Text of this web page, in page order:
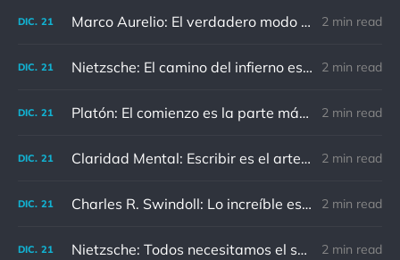
DIC. 21 Marco Aurelio: El verdadero modo de vengarse de un enemigo es no parecérsele. 2 min read
DIC. 21 Nietzsche: El camino del infierno está asfaltado de buenas intenciones. 2 min read
DIC. 21 Platón: El comienzo es la parte más importante del trabajo 2 min read
DIC. 21 Claridad Mental: Escribir es el arte de calmar y despejar la mente. 2 min read
DIC. 21 Charles R. Swindoll: Lo increíble es que cada día podemos elegir la actitud que adoptaremos. 2 min read
DIC. 21 Nietzsche: Todos necesitamos el sentido de culpa, pero nadie necesita sentirse culpable. 2 min read